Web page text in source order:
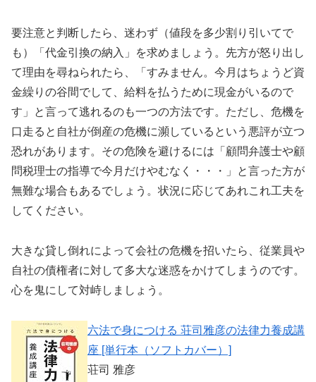
要注意と判断したら、迷わず（値段を多少割り引いてで
も）「代金引換の納入」を求めましょう。先方が怒り出し
て理由を尋ねられたら、「すみません。今月はちょうど資
金繰りの谷間でして、給料を払うために現金がいるので
す」と言って逃れるのも一つの方法です。ただし、危機を
口走ると自社が倒産の危機に瀕しているという悪評が立つ
恐れがあります。その危険を避けるには「顧問弁護士や顧
問税理士の指導で今月だけやむなく・・・」と言った方が
無難な場合もあるでしょう。状況に応じてあれこれ工夫を
してください。
大きな貸し倒れによって会社の危機を招いたら、従業員や
自社の債権者に対して多大な迷惑をかけてしまうのです。
心を鬼にして対峙しましょう。
六法で身につける 荘司雅彦の法律力養成講
座 [単行本（ソフトカバー）]
荘司 雅彦